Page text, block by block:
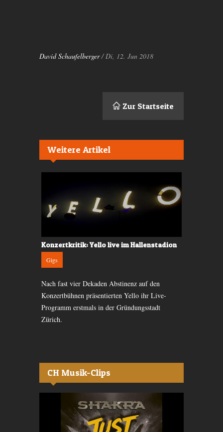
David Schaufelberger/ Di, 12. Jun 2018
Zur Startseite
Weitere Artikel
Konzertkritik: Yello live im Hallenstadion
Gigs
Nach fast vier Dekaden Abstinenz auf den
Konzertbühnen präsentierten Yello ihr Live-
Programm erstmals in der Gründungsstadt
Zürich.
CH Musik-Clips